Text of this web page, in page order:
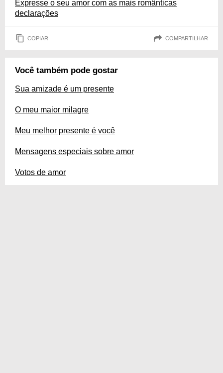
Expresse o seu amor com as mais românticas
declarações
COPIAR COMPARTILHAR
Você também pode gostar
Sua amizade é um presente
O meu maior milagre
Meu melhor presente é você
Mensagens especiais sobre amor
Votos de amor